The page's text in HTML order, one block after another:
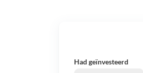
Had geïnvesteerd